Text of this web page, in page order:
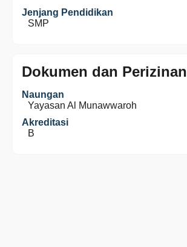
Jenjang Pendidikan
SMP
Dokumen dan Perizinan
Naungan
Yayasan Al Munawwaroh
Akreditasi
B